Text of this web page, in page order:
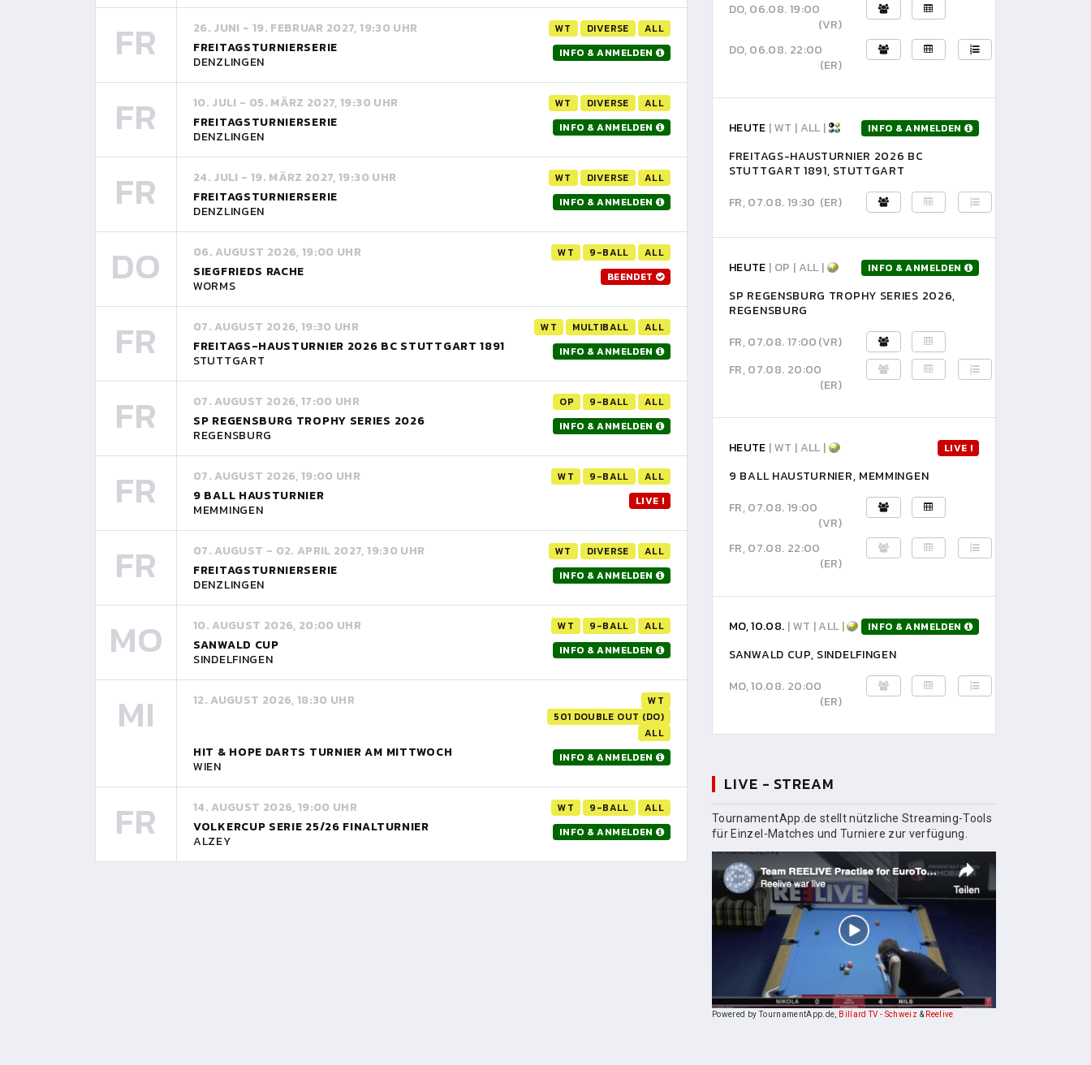
FR 26. JUNI - 19. FEBRUAR 2027, 19:30 UHR WT DIVERSE ALL
FREITAGSTURNIERSERIE
DENZLINGEN
INFO & ANMELDEN
FR 10. JULI - 05. MÄRZ 2027, 19:30 UHR WT DIVERSE ALL
FREITAGSTURNIERSERIE
DENZLINGEN
INFO & ANMELDEN
FR 24. JULI - 19. MÄRZ 2027, 19:30 UHR WT DIVERSE ALL
FREITAGSTURNIERSERIE
DENZLINGEN
INFO & ANMELDEN
DO 06. AUGUST 2026, 19:00 UHR WT 9-BALL ALL
SIEGFRIEDS RACHE
WORMS
BEENDET
FR 07. AUGUST 2026, 19:30 UHR WT MULTIBALL ALL
FREITAGS-HAUSTURNIER 2026 BC STUTTGART 1891
STUTTGART
INFO & ANMELDEN
FR 07. AUGUST 2026, 17:00 UHR OP 9-BALL ALL
SP REGENSBURG TROPHY SERIES 2026
REGENSBURG
INFO & ANMELDEN
FR 07. AUGUST 2026, 19:00 UHR WT 9-BALL ALL
9 BALL HAUSTURNIER
MEMMINGEN
LIVE !
FR 07. AUGUST - 02. APRIL 2027, 19:30 UHR WT DIVERSE ALL
FREITAGSTURNIERSERIE
DENZLINGEN
INFO & ANMELDEN
MO 10. AUGUST 2026, 20:00 UHR WT 9-BALL ALL
SANWALD CUP
SINDELFINGEN
INFO & ANMELDEN
MI 12. AUGUST 2026, 18:30 UHR
WT
501 DOUBLE OUT (DO)
ALL
HIT & HOPE DARTS TURNIER AM MITTWOCH
WIEN
INFO & ANMELDEN
FR 14. AUGUST 2026, 19:00 UHR WT 9-BALL ALL
VOLKERCUP SERIE 25/26 FINALTURNIER
ALZEY
INFO & ANMELDEN
DO, 06.08. 19:00
(VR)
DO, 06.08. 22:00
(ER)
HEUTE | WT | ALL | INFO & ANMELDEN
FREITAGS-HAUSTURNIER 2026 BC
STUTTGART 1891, STUTTGART
FR, 07.08. 19:30 (ER)
HEUTE | OP | ALL | INFO & ANMELDEN
SP REGENSBURG TROPHY SERIES 2026,
REGENSBURG
FR, 07.08. 17:00(VR)
FR, 07.08. 20:00
(ER)
HEUTE | WT | ALL | LIVE !
9 BALL HAUSTURNIER, MEMMINGEN
FR, 07.08. 19:00
(VR)
FR, 07.08. 22:00
(ER)
MO, 10.08. | WT | ALL | INFO & ANMELDEN
SANWALD CUP, SINDELFINGEN
MO, 10.08. 20:00
(ER)
LIVE - STREAM
TournamentApp.de stellt nützliche Streaming-Tools
für Einzel-Matches und Turniere zur verfügung.
Powered by TournamentApp.de, Billard TV - Schweiz & Reelive